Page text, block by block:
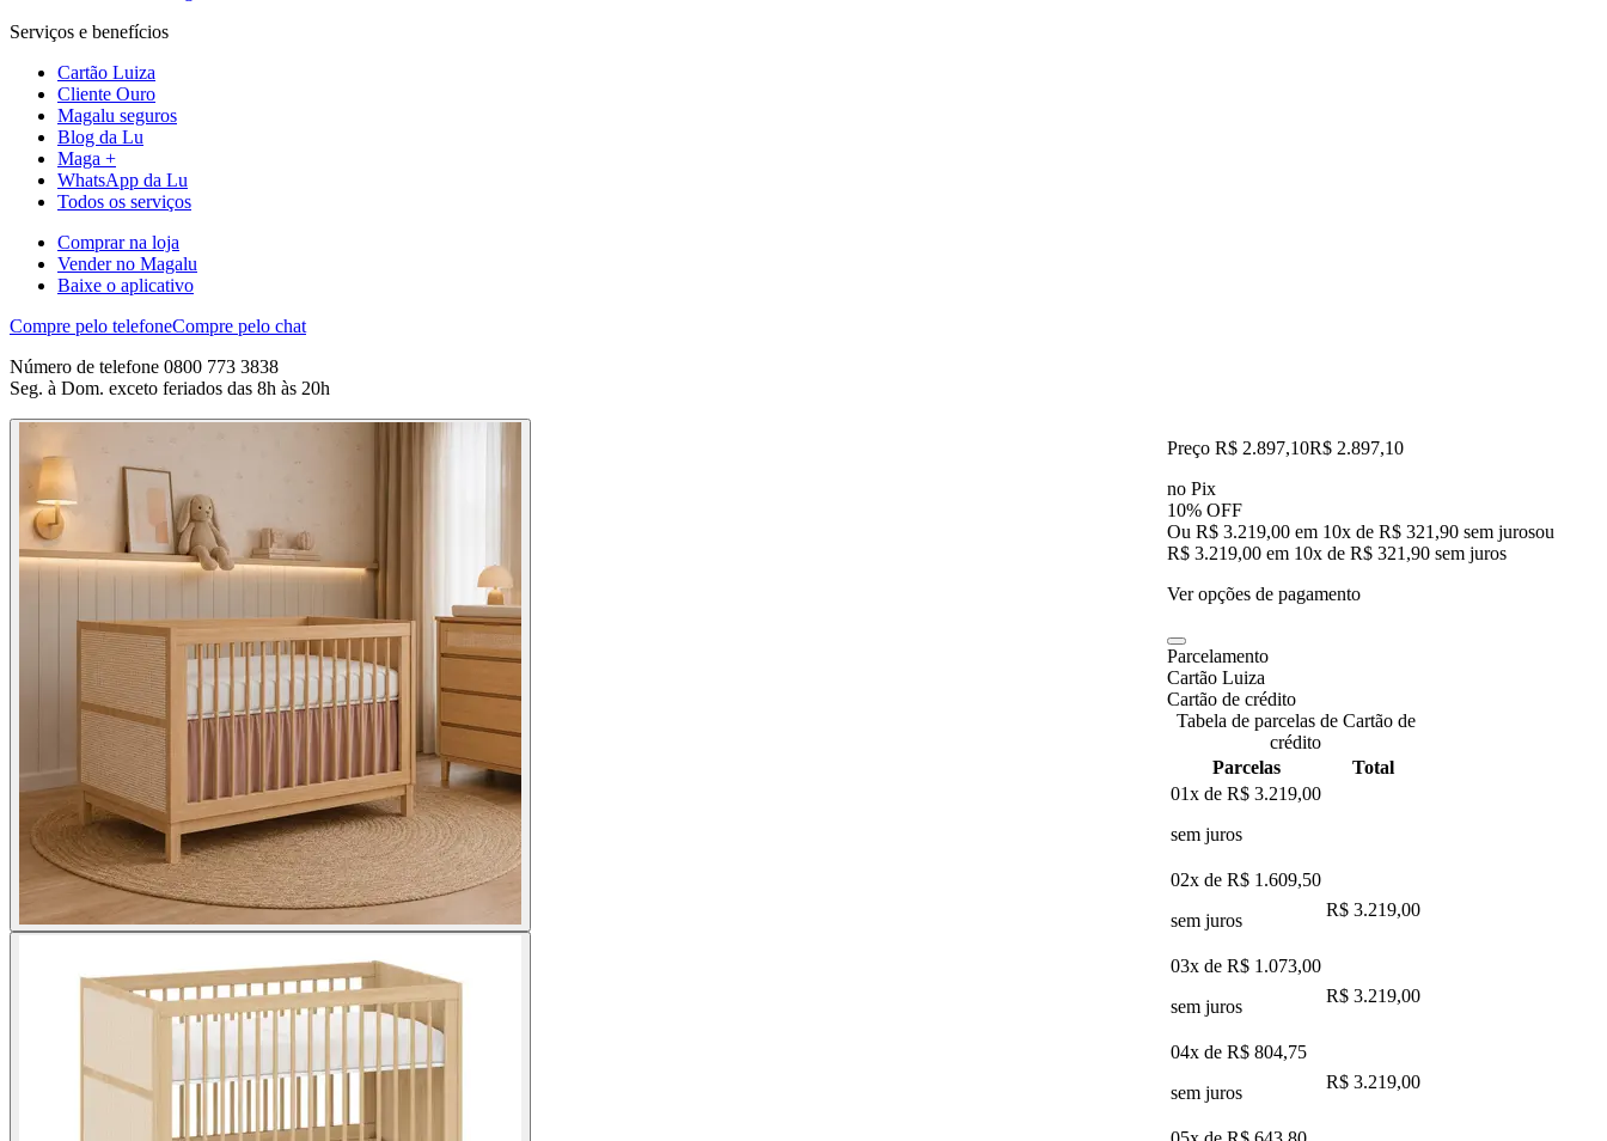
Serviços e benefícios
Cartão Luiza
Cliente Ouro
Magalu seguros
Blog da Lu
Maga +
WhatsApp da Lu
Todos os serviços
Comprar na loja
Vender no Magalu
Baixe o aplicativo
Compre pelo telefoneCompre pelo chat
Número de telefone 0800 773 3838
Seg. à Dom. exceto feriados das 8h às 20h
Preço R$ 2.897,10R$ 2.897,10
no Pix
10% OFF
Ou R$ 3.219,00 em 10x de R$ 321,90 sem jurosou
R$ 3.219,00 em 10x de R$ 321,90 sem juros
Ver opções de pagamento
Parcelamento
Cartão Luiza
Cartão de crédito
Tabela de parcelas de Cartão de
crédito
Parcelas
Total
01x de R$ 3.219,00
sem juros
02x de R$ 1.609,50
sem juros
R$ 3.219,00
03x de R$ 1.073,00
sem juros
R$ 3.219,00
04x de R$ 804,75
sem juros
R$ 3.219,00